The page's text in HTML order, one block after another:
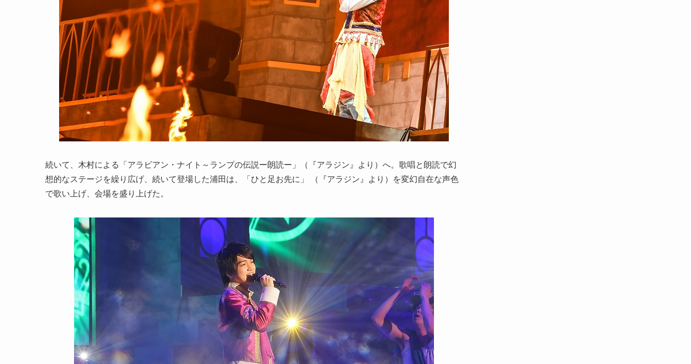
続いて、木村による「アラビアン・ナイト～ランプの伝説ー朗読ー」（『アラジン』より）へ。歌唱と朗読で幻
想的なステージを繰り広げ、続いて登場した浦田は、「ひと足お先に」 （『アラジン』より）を変幻自在な声色
で歌い上げ、会場を盛り上げた。